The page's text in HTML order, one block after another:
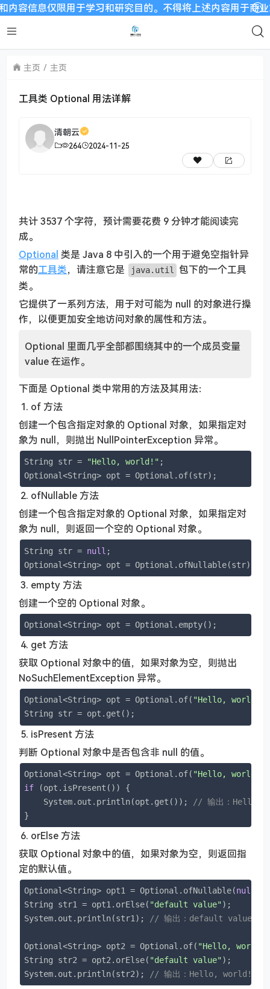
息仅限用于学习和研究目的。不得将上述内容用于商业或
主页 主页
工具类 Optional 用法详解
清朝云
264 2024-11-25
共计 3537 个字符，预计需要花费 9 分钟才能阅读完
成。
Optional 类是 Java 8 中引入的一个用于避免空指针异
常的工具类，请注意它是 java.util
包下的一个工具
类。
它提供了一系列方法，用于对可能为 null 的对象进行操
作，以便更加安全地访问对象的属性和方法。
Optional 里面几乎全部都围绕其中的一个成员变量
value 在运作。
下面是 Optional 类中常用的方法及其用法：
of 方法
创建一个包含指定对象的 Optional 对象，如果指定对
象为 null，则抛出 NullPointerException 异常。
String str = "Hello, world!" ;
Optional<String> opt = Optional.of(str);
ofNullable 方法
创建一个包含指定对象的 Optional 对象，如果指定对
象为 null，则返回一个空的 Optional 对象。
String str = null ;
Optional<String> opt = Optional.ofNullable(str);
empty 方法
创建一个空的 Optional 对象。
Optional<String> opt = Optional.empty();
get 方法
获取 Optional 对象中的值，如果对象为空，则抛出
NoSuchElementException 异常。
Optional<String> opt = Optional.of( "Hello, world!"
String str = opt.get();
isPresent 方法
判断 Optional 对象中是否包含非 null 的值。
Optional<String> opt = Optional.of( "Hello, world!"
if (opt.isPresent()) {
    System.out.println(opt.get());
// 输出：Hello,
}
orElse 方法
获取 Optional 对象中的值，如果对象为空，则返回指
定的默认值。
Optional<String> opt1 = Optional.ofNullable(null
String str1 = opt1.orElse( "default value");
System.out.println(str1);
// 输出：default value
Optional<String> opt2 = Optional.of( "Hello, world!"
String str2 = opt2.orElse( "default value");
System.out.println(str2);
// 输出：Hello, world!